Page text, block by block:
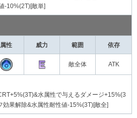
-10%(2T)[敵単]
属性 威力 範囲 依存
敵全体 ATK
水属性で与えるダメージ+15%(3
効果解除&水属性耐性値-15%(3T)[敵全]